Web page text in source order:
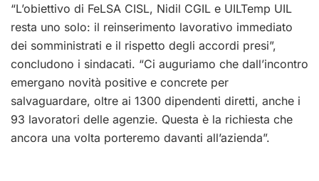
“L’obiettivo di FeLSA CISL, Nidil CGIL e UILTemp UIL
resta uno solo: il reinserimento lavorativo immediato
dei somministrati e il rispetto degli accordi presi”,
concludono i sindacati. “Ci auguriamo che dall’incontro
emergano novità positive e concrete per
salvaguardare, oltre ai 1300 dipendenti diretti, anche i
93 lavoratori delle agenzie. Questa è la richiesta che
ancora una volta porteremo davanti all’azienda”.